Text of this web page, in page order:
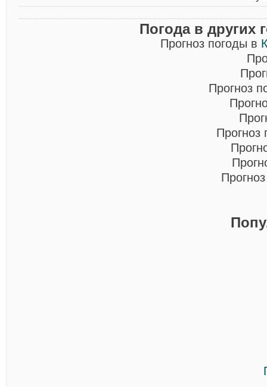
Погода в других
Прогноз погоды в
Прогноз
Прогноз